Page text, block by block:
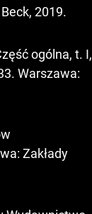
2019.
ogólna, t. I,
Warszawa:
Zakłady